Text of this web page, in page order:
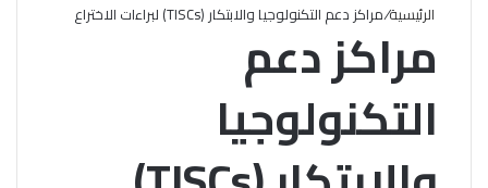
الرئيسية/مراكز دعم التكنولوجيا والابتكار (TISCs) لبراءات الاختراع
مراكز دعم
التكنولوجيا